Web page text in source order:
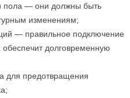
пола — они должны быть
изменениям;
— правильное подключение
обеспечит долговременную
для предотвращения